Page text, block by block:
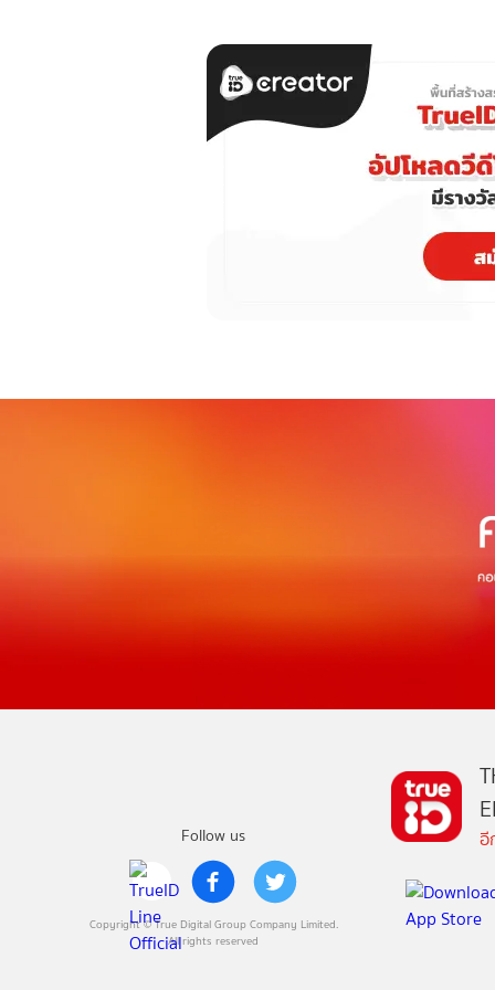
Follow us
Copyright © True Digital Group Company Limited.
All rights reserved
อี